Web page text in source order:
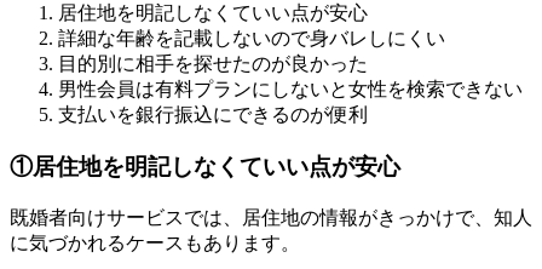
居住地を明記しなくていい点が安心
詳細な年齢を記載しないので身バレしにくい
目的別に相手を探せたのが良かった
男性会員は有料プランにしないと女性を検索できない
支払いを銀行振込にできるのが便利
①居住地を明記しなくていい点が安心
既婚者向けサービスでは、居住地の情報がきっかけで、知人
に気づかれるケースもあります。